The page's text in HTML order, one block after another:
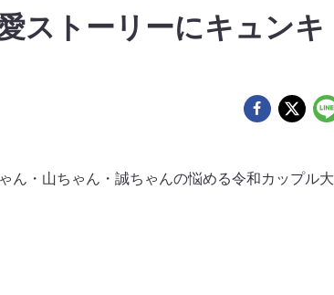
ストーリーにキュンキ
ん・山ちゃん・誠ちゃんの悩める令和カップル大